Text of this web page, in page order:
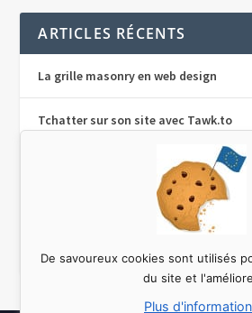
ARTICLES RÉCENTS
La grille masonry en web design
Tchatter sur son site avec Tawk.to
Traduire un plugin sur WordPress avec
Le design pattern Singleton en php
Le concept de responsive web design
De savoureux cookies sont utilisés
du site et
Plus